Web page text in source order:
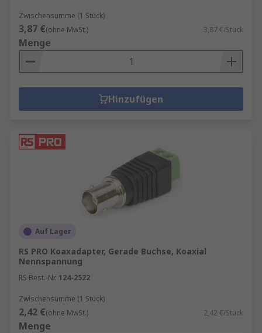
Zwischensumme (1 Stück)
3,87 €(ohne MwSt.) 3,87 €/Stück
Menge
Hinzufügen
Auf Lager
RS PRO Koaxadapter, Gerade Buchse, Koaxial
Nennspannung
RS Best.-Nr. 124-2522
Zwischensumme (1 Stück)
2,42 €(ohne MwSt.) 2,42 €/Stück
Menge